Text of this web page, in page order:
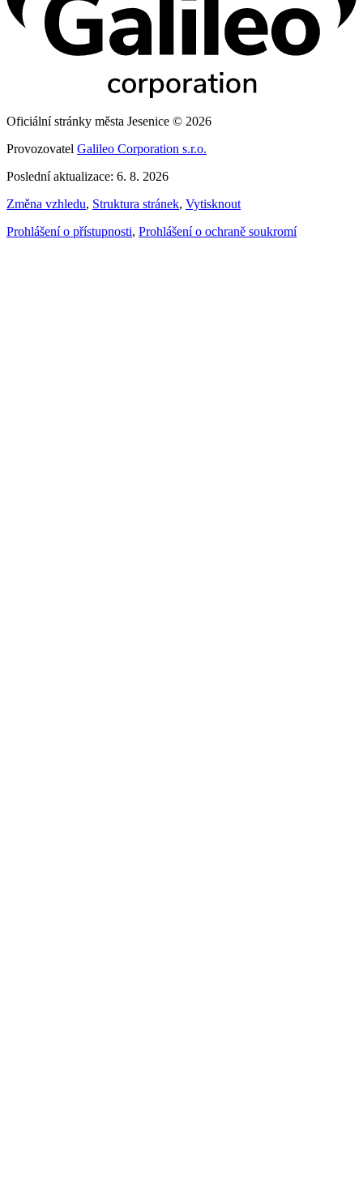
Oficiální stránky města Jesenice © 2026
Provozovatel Galileo Corporation s.r.o.
Poslední aktualizace: 6. 8. 2026
Změna vzhledu, Struktura stránek, Vytisknout
Prohlášení o přístupnosti, Prohlášení o ochraně soukromí